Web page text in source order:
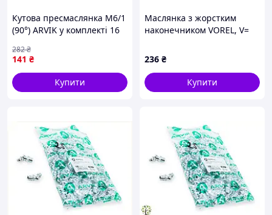
Кутова пресмаслянка М6/1
(90°) ARVIK у комплекті 16
використання
141 ₴
282₴
Купити
Маслянка з жорстким
наконечником VOREL, V=
236 ₴
Купити